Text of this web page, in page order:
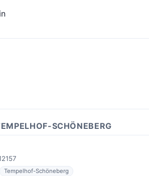
SCHÖNEBERG
Tempelhof-Schöneberg